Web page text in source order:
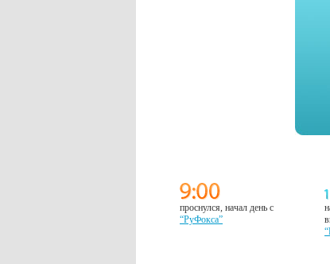
проснулся, начал день с
“РуФокса”